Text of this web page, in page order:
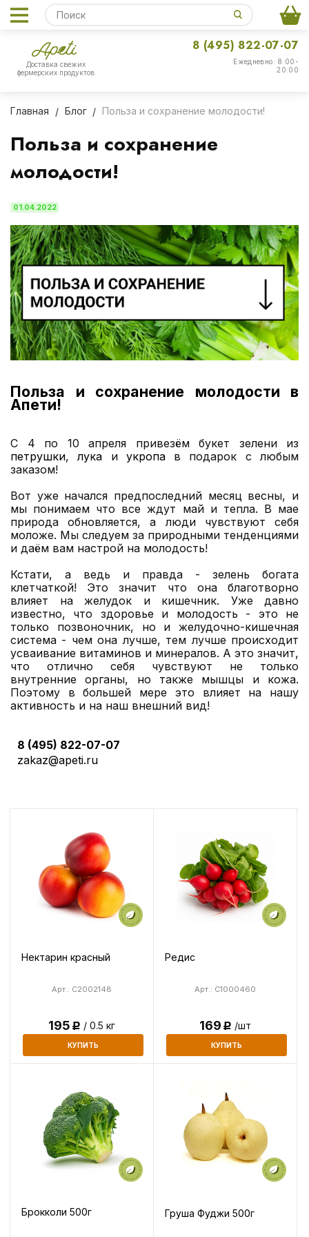
Доставка свежих
фермерских продуктов
Ежедневно: 8:00-
20:00
8 (495) 822-07-07
Главная Блог Польза и сохранение молодости!
Польза и сохранение
молодости!
01.04.2022
Польза и сохранение молодости в
Апети!
С 4 по 10 апреля привезём букет зелени из
петрушки,лука и укропав подарок с любым
заказом!
Вот уже начался предпоследний месяц весны, и
мы понимаем что все ждут май и тепла. В мае
природа обновляется, а люди чувствуют себя
моложе. Мы следуем за природными тенденциями
и даём вам настрой на молодость!
Кстати, а ведь и правда - зелень богата
клетчаткой! Это значит что она благотворно
влияет на желудок и кишечник. Уже давно
известно, что здоровье и молодость - это не
только позвоночник, но и желудочно-кишечная
система - чем она лучше, тем лучше происходит
усваивание витаминов и минералов. А это значит,
что отлично себя чувствуют не только
внутренние органы, но также мышцы и кожа.
Поэтому в большей мере это влияет на нашу
активность и на наш внешний вид!
8 (495) 822-07-07
zakaz@apeti.ru
Нектарин красный
Арт.: C2002148
195Р / 0.5 кг
КУПИТЬ
Редис
Арт.: C1000460
169Р /шт
КУПИТЬ
Брокколи 500г Груша Фуджи 500г